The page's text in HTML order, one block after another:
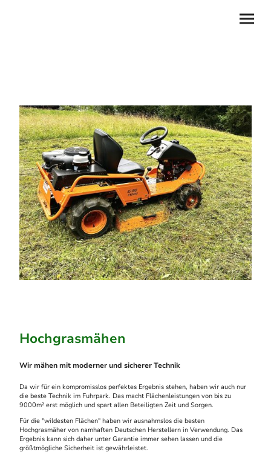
Hochgrasmähen
Wir mähen mit moderner und sicherer Technik
Da wir für ein kompromisslos perfektes Ergebnis stehen, haben wir auch nur
die beste Technik im Fuhrpark. Das macht Flächenleistungen von bis zu
9000m² erst möglich und spart allen Beteiligten Zeit und Sorgen.
Für die "wildesten Flächen" haben wir ausnahmslos die besten
Hochgrasmäher von namhaften Deutschen Herstellern in Verwendung. Das
Ergebnis kann sich daher unter Garantie immer sehen lassen und die
größtmögliche Sicherheit ist gewährleistet.